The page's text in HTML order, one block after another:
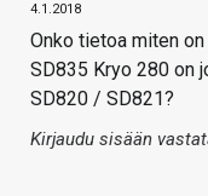
4.1.2018
Onko tietoa miten
SD835 Kryo 280 on
SD820 / SD821?
Kirjaudu sisään